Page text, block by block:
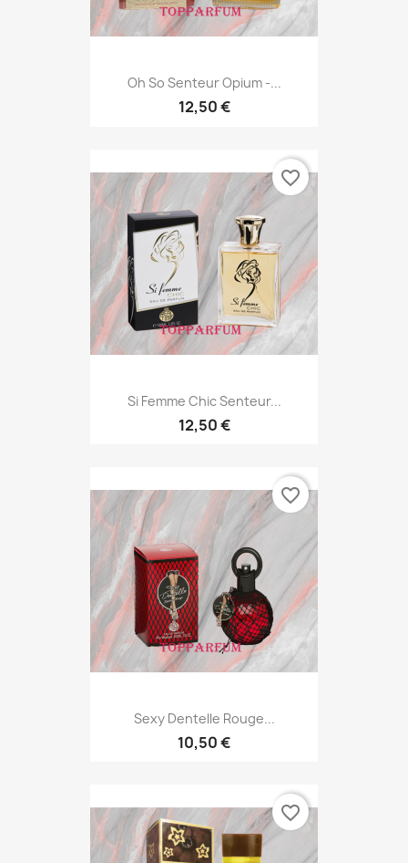
Oh So Senteur Opium -...
12,50 €
Si Femme Chic Senteur...
12,50 €
favorite_border
Sexy Dentelle Rouge...
10,50 €
favorite_border
favorite_border